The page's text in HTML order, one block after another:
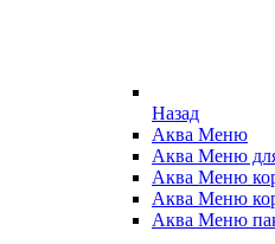
Назад
Аква Меню
Аква Меню
Аква Меню
Аква Меню
Аква Меню